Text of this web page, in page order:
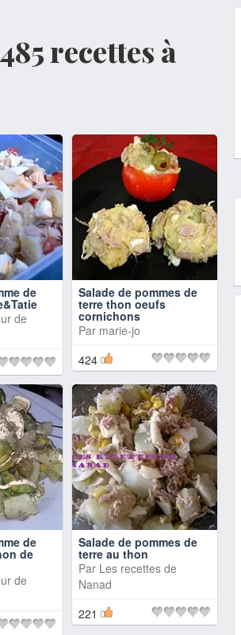
recettes à
de
de
Salade de pommes de
terre thon oeufs
cornichons
Par marie-jo
424
de
de
de
Salade de pommes de
terre au thon
Par Les recettes de
Nanad
221